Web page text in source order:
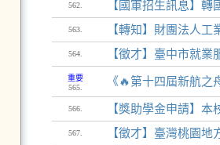
562. 【國軍招生訊息】
563. 【轉知】財團法人
564. 【徵才】臺中市就
重要
565.
《🔥第十四屆新航之
566. 【獎助學金申請】
567. 【徵才】臺灣桃園